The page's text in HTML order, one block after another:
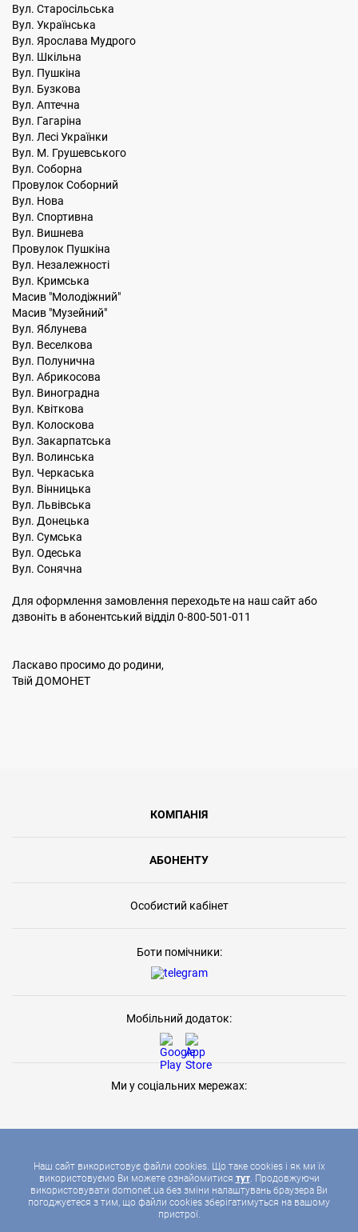
Наш сайт використовує файли cookies. Що таке cookies і як ми їх
використовуємо Ви можете ознайомитися тут. Продовжуючи
використовувати domonet.ua без зміни налаштувань браузера Ви
погоджуєтеся з тим, що файли cookies зберігатимуться на вашому
пристрої.
Вул. Старосільська
Вул. Українська
Вул. Ярослава Мудрого
Вул. Шкільна
Вул. Пушкіна
Вул. Бузкова
Вул. Аптечна
Вул. Гагаріна
Вул. Лесі Українки
Вул. М. Грушевського
Вул. Соборна
Провулок Соборний
Вул. Нова
Вул. Спортивна
Вул. Вишнева
Провулок Пушкіна
Вул. Незалежності
Вул. Кримська
Масив "Молодіжний"
Масив "Музейний"
Вул. Яблунева
Вул. Веселкова
Вул. Полунична
Вул. Абрикосова
Вул. Виноградна
Вул. Квіткова
Вул. Колоскова
Вул. Закарпатська
Вул. Волинська
Вул. Черкаська
Вул. Вінницька
Вул. Львівська
Вул. Донецька
Вул. Сумська
Вул. Одеська
Вул. Сонячна
Для оформлення замовлення переходьте на наш сайт або
дзвоніть в абонентський відділ 0-800-501-011
Ласкаво просимо до родини,
Твій ДОМОНЕТ
КОМПАНІЯ
АБОНЕНТУ
Особистий кабінет
Боти помічники:
Мобільний додаток:
Ми у соціальних мережах:
2026 © ДОМОНЕТ, УСІ ПРАВА ЗАХИЩЕНІ